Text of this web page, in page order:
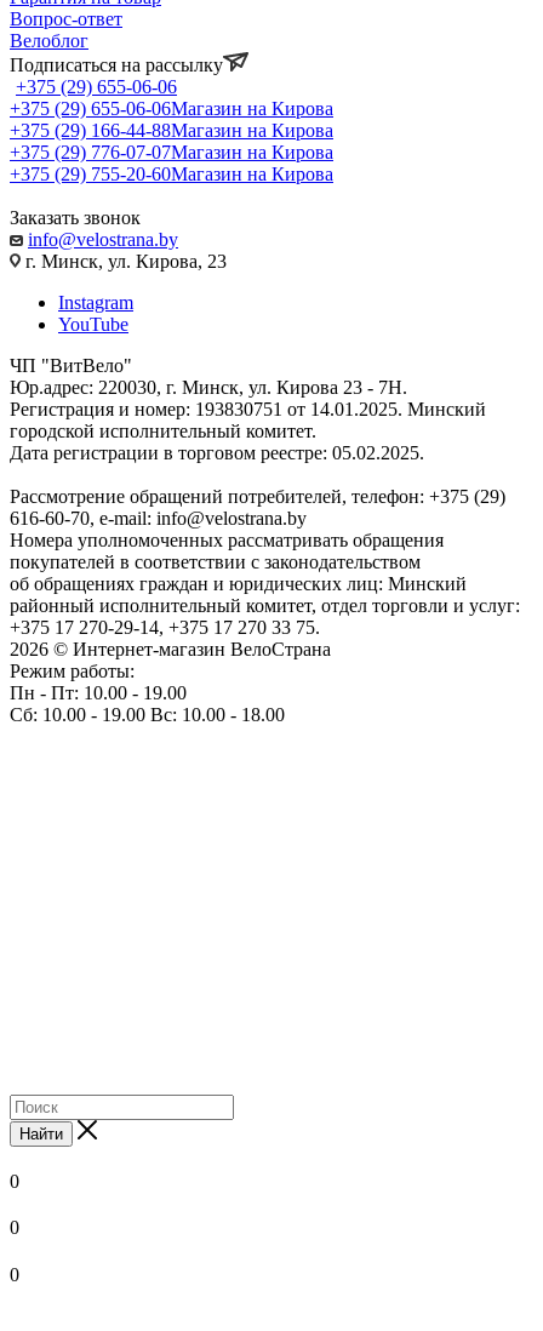
Вопрос-ответ
Велоблог
Подписаться на рассылку
+375 (29) 655-06-06
+375 (29) 655-06-06Магазин на Кирова
+375 (29) 166-44-88Магазин на Кирова
+375 (29) 776-07-07Магазин на Кирова
+375 (29) 755-20-60Магазин на Кирова
Заказать звонок
info@velostrana.by
г. Минск, ул. Кирова, 23
Instagram
YouTube
ЧП "ВитВело"
Юр.адрес: 220030, г. Минск, ул. Кирова 23 - 7Н.
Регистрация и номер: 193830751 от 14.01.2025. Минский
городской исполнительный комитет.
Дата регистрации в торговом реестре: 05.02.2025.
Рассмотрение обращений потребителей, телефон: +375 (29)
616-60-70, e-mail: info@velostrana.by
Номера уполномоченных рассматривать обращения
покупателей в соответствии с законодательством
об обращениях граждан и юридических лиц: Минский
районный исполнительный комитет, отдел торговли и услуг:
+375 17 270-29-14, +375 17 270 33 75.
2026 © Интернет-магазин ВелоСтрана
Режим работы:
Пн - Пт: 10.00 - 19.00
Сб: 10.00 - 19.00 Вс: 10.00 - 18.00
Найти
0
0
0